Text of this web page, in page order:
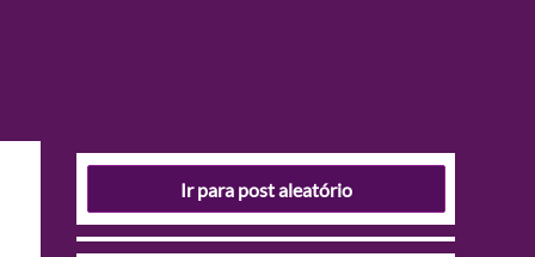
Ir para post aleatório